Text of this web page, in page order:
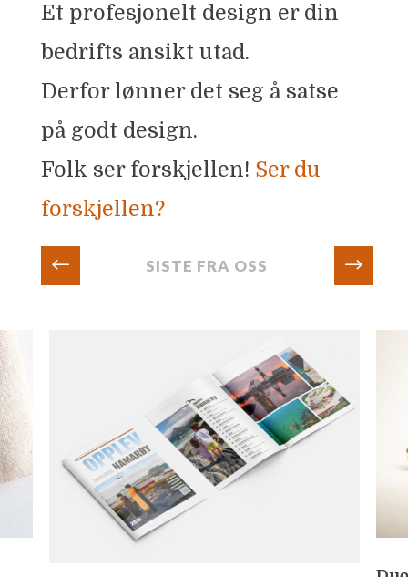
Et profesjonelt design er din
bedrifts ansikt utad.
Derfor lønner det seg å satse
på godt design.
Folk ser forskjellen! Ser du
forskjellen?
# SISTE FRA OSS $